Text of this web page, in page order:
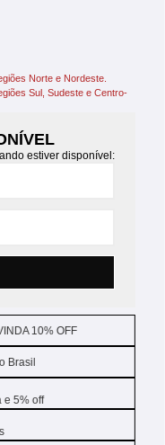
Norte e Nordeste.
Sul, Sudeste e Centro-
estiver disponível:
10% OFF
Brasil
e 5% off